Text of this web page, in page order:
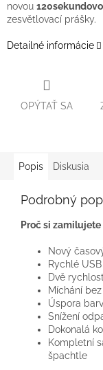
novou
zesvětlovací prášky.
Detailné informácie
OPÝTAŤ SA
Popis Diskusia
Podrobný
Proč si zamilujete
Nový
Rychlé
Dvě
Míchání
Úspora
Snížení
Dokonalá
Kompletní
špachtle